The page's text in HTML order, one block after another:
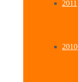
2011
2010